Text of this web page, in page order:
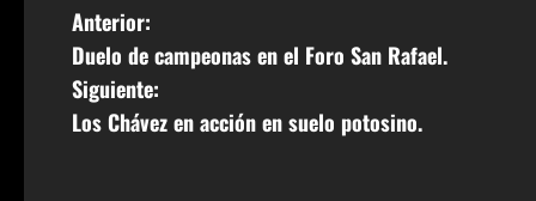
N
a
v
Anterior:
Duelo de campeonas en el Foro San Rafael.
Siguiente:
Los Chávez en acción en suelo potosino.